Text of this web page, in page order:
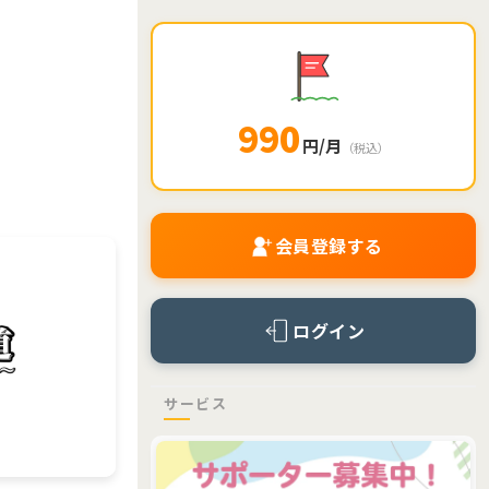
990円/月 （税込）
会員登録する
ログイン
サービス